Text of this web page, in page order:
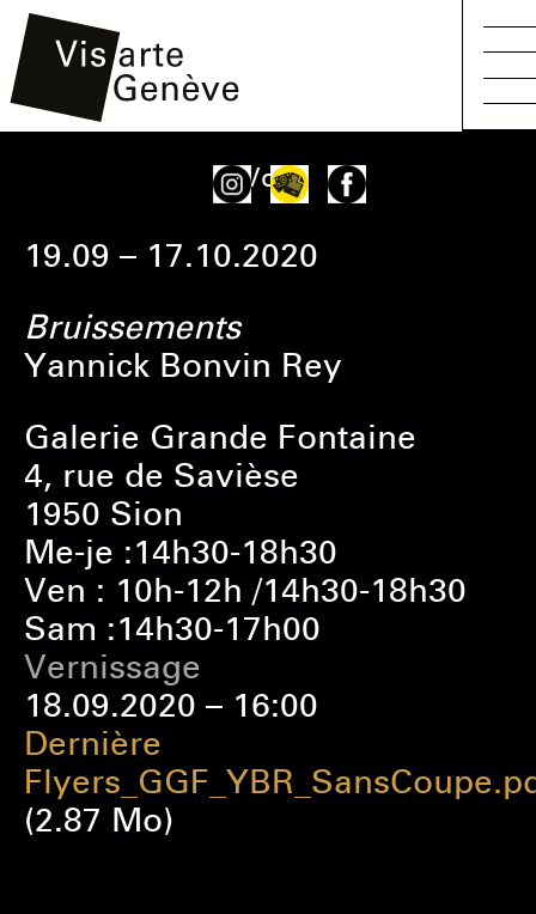
principal
Voir
19.09 – 17.10.2020
Bruissements
Yannick Bonvin Rey
Galerie Grande Fontaine
4, rue de Savièse
1950 Sion
Me-je :14h30-18h30
Ven : 10h-12h /14h30-18h30
Sam :14h30-17h00
Vernissage
18.09.2020 – 16:00
Dernière
(2.87 Mo)